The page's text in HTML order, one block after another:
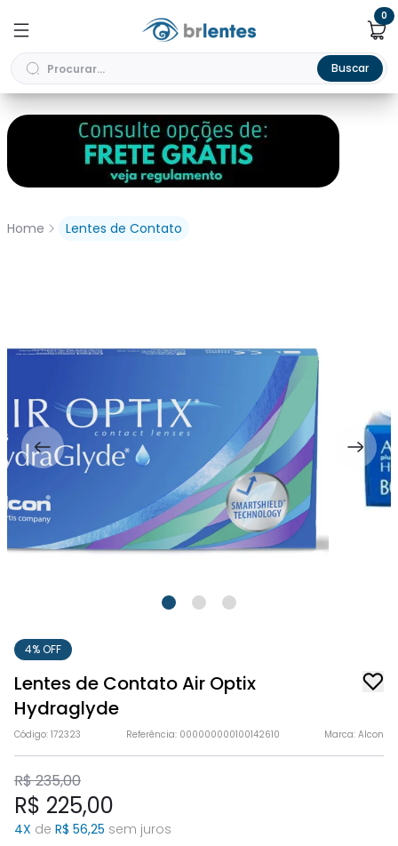
Buscar
0
Home Lentes de Contato
4% OFF
Lentes de Contato Air Optix
Hydraglyde
Código: 172323 Referência: 000000000100142610 Marca: Alcon
R$ 235,00
R$ 225,00
4X de R$ 56,25 sem juros